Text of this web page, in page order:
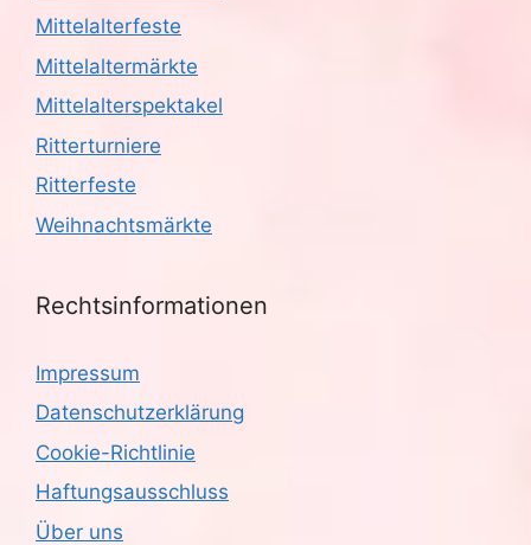
Mittelalterfeste
Mittelaltermärkte
Mittelalterspektakel
Ritterturniere
Ritterfeste
Weihnachtsmärkte
Rechtsinformationen
Impressum
Datenschutzerklärung
Cookie-Richtlinie
Haftungsausschluss
Über uns